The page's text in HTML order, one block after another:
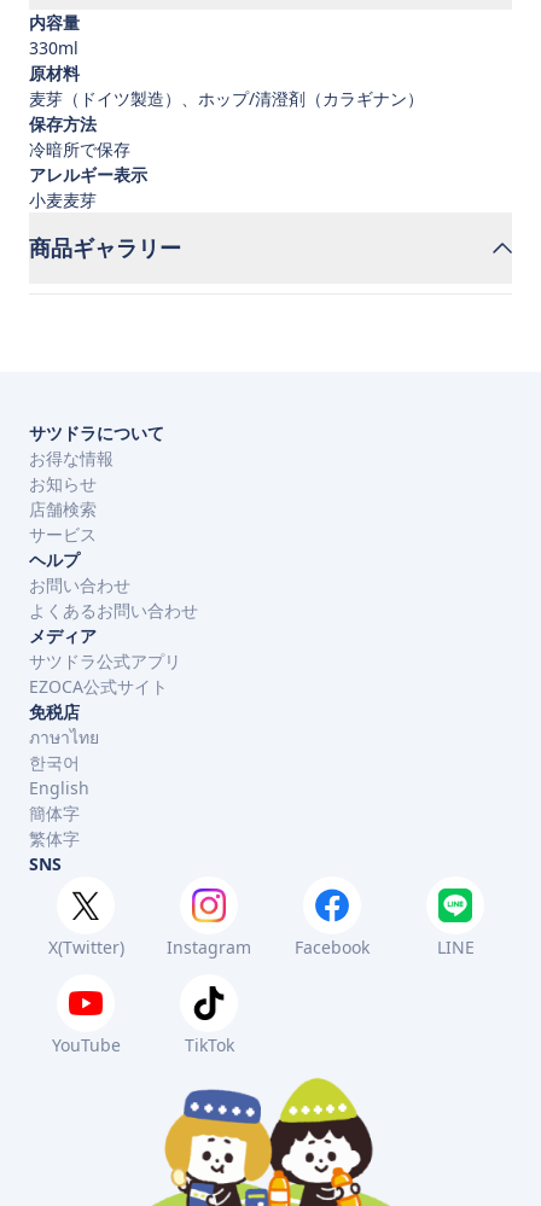
内容量
330ml
原材料
麦芽（ドイツ製造）、ホップ/清澄剤（カラギナン）
保存方法
冷暗所で保存
アレルギー表示
小麦麦芽
商品ギャラリー
サツドラについて
お得な情報
お知らせ
店舗検索
サービス
ヘルプ
お問い合わせ
よくあるお問い合わせ
メディア
サツドラ公式アプリ
EZOCA公式サイト
免税店
ภาษาไทย
한국어
English
簡体字
繁体字
SNS
X(Twitter) Instagram Facebook LINE
YouTube TikTok